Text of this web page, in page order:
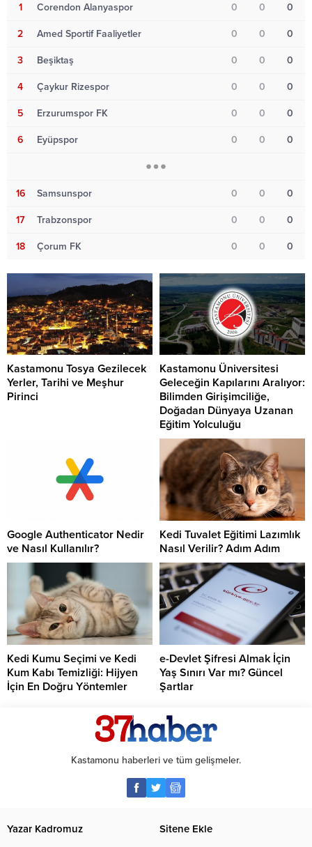
1 Corendon Alanyaspor 0 0 0
2 Amed Sportif Faaliyetler 0 0 0
3 Beşiktaş 0 0 0
4 Çaykur Rizespor 0 0 0
5 Erzurumspor FK 0 0 0
6 Eyüpspor 0 0 0
16 Samsunspor 0 0 0
17 Trabzonspor 0 0 0
18 Çorum FK 0 0 0
Kastamonu Tosya Gezilecek
Yerler, Tarihi ve Meşhur
Pirinci
Kastamonu Üniversitesi
Geleceğin Kapılarını Aralıyor:
Bilimden Girişimciliğe,
Doğadan Dünyaya Uzanan
Eğitim Yolculuğu
Google Authenticator Nedir
ve Nasıl Kullanılır?
Kedi Tuvalet Eğitimi Lazımlık
Nasıl Verilir? Adım Adım
Kedi Kumu Seçimi ve Kedi
Kum Kabı Temizliği: Hijyen
İçin En Doğru Yöntemler
e-Devlet Şifresi Almak İçin
Yaş Sınırı Var mı? Güncel
Şartlar
Kastamonu haberleri ve tüm gelişmeler.
Yazar Kadromuz Sitene Ekle